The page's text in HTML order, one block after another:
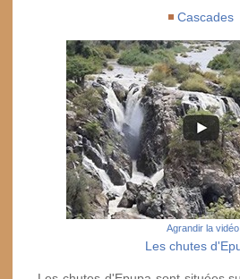
Cascades
Agrandir la vidéo
Les chutes